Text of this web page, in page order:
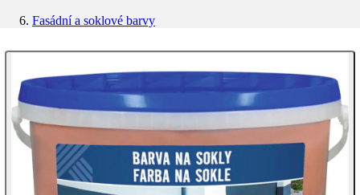
Fasádní a soklové barvy